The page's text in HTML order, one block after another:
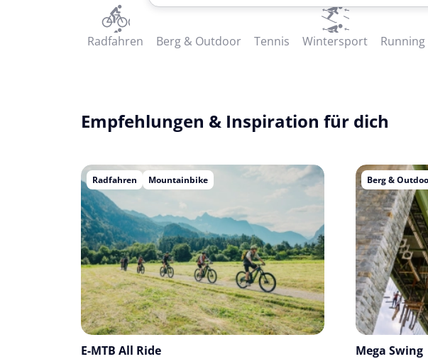
Radfahren Berg & Outdoor Tennis Wintersport Running
Empfehlungen & Inspiration für dich
Radfahren Mountainbike
E-MTB All Ride
Berg &
Mega Swing